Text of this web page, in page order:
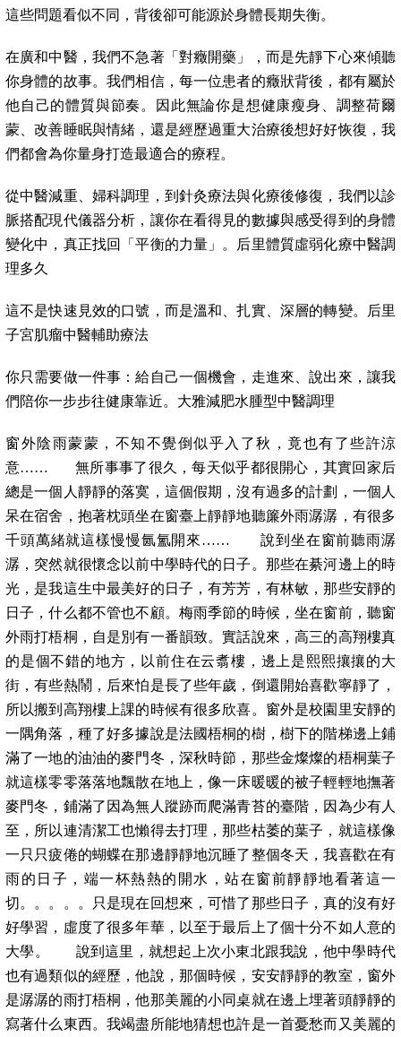
這些問題看似不同，背後卻可能源於身體長期失衡。
在廣和中醫，我們不急著「對癥開藥」，而是先靜下心來傾聽
你身體的故事。我們相信，每一位患者的癥狀背後，都有屬於
他自己的體質與節奏。因此無論你是想健康瘦身、調整荷爾
蒙、改善睡眠與情緒，還是經歷過重大治療後想好好恢復，我
們都會為你量身打造最適合的療程。
從中醫減重、婦科調理，到針灸療法與化療後修復，我們以診
脈搭配現代儀器分析，讓你在看得見的數據與感受得到的身體
變化中，真正找回「平衡的力量」。后里體質虛弱化療中醫調
理多久
這不是快速見效的口號，而是溫和、扎實、深層的轉變。后里
子宮肌瘤中醫輔助療法
你只需要做一件事：給自己一個機會，走進來、說出來，讓我
們陪你一步步往健康靠近。大雅減肥水腫型中醫調理
窗外陰雨蒙蒙，不知不覺倒似乎入了秋，竟也有了些許涼
意…… 無所事事了很久，每天似乎都很開心，其實回家后
總是一個人靜靜的落寞，這個假期，沒有過多的計劃，一個人
呆在宿舍，抱著枕頭坐在窗臺上靜靜地聽簾外雨潺潺，有很多
千頭萬緒就這樣慢慢氤氳開來…… 說到坐在窗前聽雨潺
潺，突然就很懷念以前中學時代的日子。那些在綦河邊上的時
光，是我這生中最美好的日子，有芳芳，有林敏，那些安靜的
日子，什么都不管也不顧。梅雨季節的時候，坐在窗前，聽窗
外雨打梧桐，自是別有一番韻致。實話說來，高三的高翔樓真
的是個不錯的地方，以前住在云翥樓，邊上是熙熙攘攘的大
街，有些熱鬧，后來怕是長了些年歲，倒還開始喜歡寧靜了，
所以搬到高翔樓上課的時候有很多欣喜。窗外是校園里安靜的
一隅角落，種了好多據說是法國梧桐的樹，樹下的階梯邊上鋪
滿了一地的油油的麥門冬，深秋時節，那些金燦燦的梧桐葉子
就這樣零零落落地飄散在地上，像一床暖暖的被子輕輕地撫著
麥門冬，鋪滿了因為無人蹤跡而爬滿青苔的臺階，因為少有人
至，所以連清潔工也懶得去打理，那些枯萎的葉子，就這樣像
一只只疲倦的蝴蝶在那邊靜靜地沉睡了整個冬天，我喜歡在有
雨的日子，端一杯熱熱的開水，站在窗前靜靜地看著這一
切。。。。。只是現在回想來，可惜了那些日子，真的沒有好
好學習，虛度了很多年華，以至于最后上了個十分不如人意的
大學。 說到這里，就想起上次小東北跟我說，他中學時代
也有過類似的經歷，他說，那個時候，安安靜靜的教室，窗外
是潺潺的雨打梧桐，他那美麗的小同桌就在邊上埋著頭靜靜的
寫著什么東西。我竭盡所能地猜想也許是一首憂愁而又美麗的